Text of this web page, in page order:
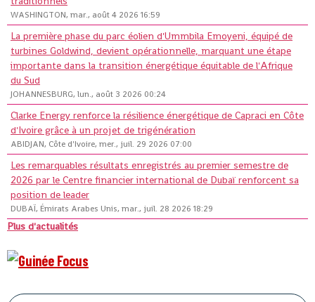
WASHINGTON, mar., août 4 2026 16:59
La première phase du parc éolien d'Ummbila Emoyeni, équipé de
turbines Goldwind, devient opérationnelle, marquant une étape
importante dans la transition énergétique équitable de l'Afrique
du Sud
JOHANNESBURG, lun., août 3 2026 00:24
Clarke Energy renforce la résilience énergétique de Capraci en Côte
d'Ivoire grâce à un projet de trigénération
ABIDJAN, Côte d'Ivoire, mer., juil. 29 2026 07:00
Les remarquables résultats enregistrés au premier semestre de
2026 par le Centre financier international de Dubaï renforcent sa
position de leader
DUBAÏ, Émirats Arabes Unis, mar., juil. 28 2026 18:29
Plus d'actualités